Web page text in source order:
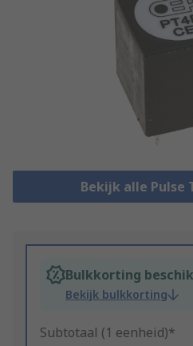
Bekijk alle Pulse
Bulkkorting
Bekijk bulkkorting
Subtotaal (1 eenheid)*